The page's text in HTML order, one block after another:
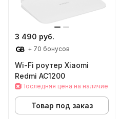
3 490 руб.
+ 70 бонусов
Wi-Fi роутер Xiaomi
Redmi AC1200
Последняя цена на наличие
Товар под заказ